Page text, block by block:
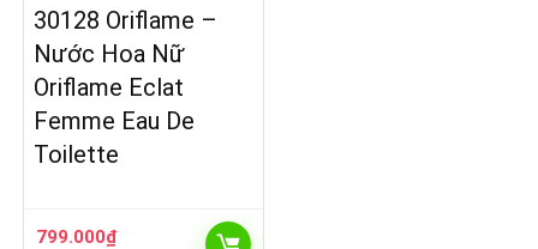
30128 Oriflame –
Nước Hoa Nữ
Oriflame Eclat
Femme Eau De
Toilette
799.000₫